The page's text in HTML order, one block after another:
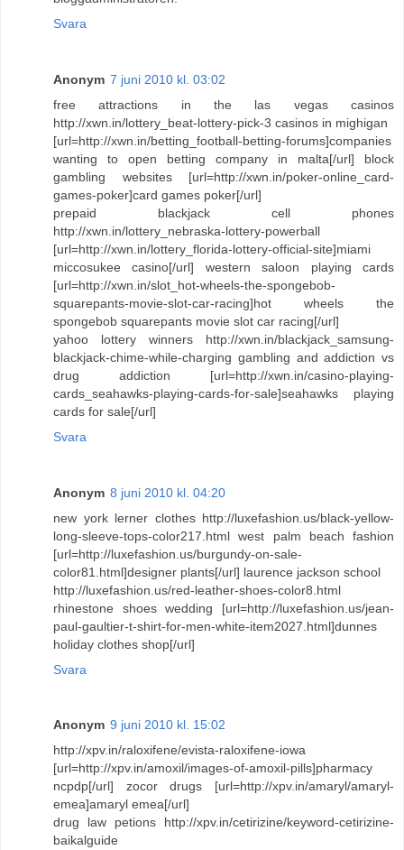
Svara
Anonym 7 juni 2010 kl. 03:02
free attractions in the las vegas casinos
http://xwn.in/lottery_beat-lottery-pick-3 casinos in mighigan
[url=http://xwn.in/betting_football-betting-forums]companies
wanting to open betting company in malta[/url] block
gambling websites [url=http://xwn.in/poker-online_card-
games-poker]card games poker[/url]
prepaid blackjack cell phones
http://xwn.in/lottery_nebraska-lottery-powerball
[url=http://xwn.in/lottery_florida-lottery-official-site]miami
miccosukee casino[/url] western saloon playing cards
[url=http://xwn.in/slot_hot-wheels-the-spongebob-
squarepants-movie-slot-car-racing]hot wheels the
spongebob squarepants movie slot car racing[/url]
yahoo lottery winners http://xwn.in/blackjack_samsung-
blackjack-chime-while-charging gambling and addiction vs
drug addiction [url=http://xwn.in/casino-playing-
cards_seahawks-playing-cards-for-sale]seahawks playing
cards for sale[/url]
Svara
Anonym 8 juni 2010 kl. 04:20
new york lerner clothes http://luxefashion.us/black-yellow-
long-sleeve-tops-color217.html west palm beach fashion
[url=http://luxefashion.us/burgundy-on-sale-
color81.html]designer plants[/url] laurence jackson school
http://luxefashion.us/red-leather-shoes-color8.html
rhinestone shoes wedding [url=http://luxefashion.us/jean-
paul-gaultier-t-shirt-for-men-white-item2027.html]dunnes
holiday clothes shop[/url]
Svara
Anonym 9 juni 2010 kl. 15:02
http://xpv.in/raloxifene/evista-raloxifene-iowa
[url=http://xpv.in/amoxil/images-of-amoxil-pills]pharmacy
ncpdp[/url] zocor drugs [url=http://xpv.in/amaryl/amaryl-
emea]amaryl emea[/url]
drug law petions http://xpv.in/cetirizine/keyword-cetirizine-
baikalguide